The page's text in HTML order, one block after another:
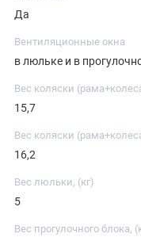
Да
Вентиляционные окна
в люльке и в
Вес коляски
15,7
Вес коляски
16,2
Вес люльки, (кг)
5
Вес прогулочного блока,